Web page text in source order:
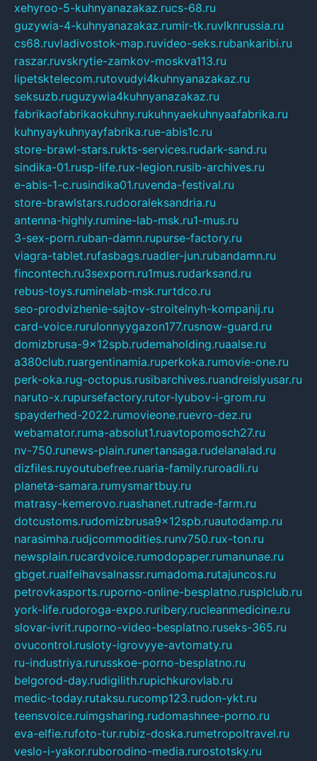
xehyroo-5-kuhnyanazakaz.rucs-68.ru
guzywia-4-kuhnyanazakaz.rumir-tk.ruvlknrussia.ru
cs68.ruvladivostok-map.ruvideo-seks.rubankaribi.ru
raszar.ruvskrytie-zamkov-moskva113.ru
lipetsktelecom.rutovudyi4kuhnyanazakaz.ru
seksuzb.ruguzywia4kuhnyanazakaz.ru
fabrikaofabrikaokuhny.rukuhnyaekuhnyaafabrika.ru
kuhnyaykuhnyayfabrika.rue-abis1c.ru
store-brawl-stars.rukts-services.rudark-sand.ru
sindika-01.rusp-life.rux-legion.rusib-archives.ru
e-abis-1-c.rusindika01.ruvenda-festival.ru
store-brawlstars.rudooraleksandria.ru
antenna-highly.rumine-lab-msk.ru1-mus.ru
3-sex-porn.ruban-damn.rupurse-factory.ru
viagra-tablet.rufasbags.ruadler-jun.rubandamn.ru
fincontech.ru3sexporn.ru1mus.rudarksand.ru
rebus-toys.ruminelab-msk.rurtdco.ru
seo-prodvizhenie-sajtov-stroitelnyh-kompanij.ru
card-voice.rurulonnyygazon177.rusnow-guard.ru
domizbrusa-9x12spb.rudemaholding.ruaalse.ru
a380club.ruargentinamia.ruperkoka.rumovie-one.ru
perk-oka.rug-octopus.rusibarchives.ruandreislyusar.ru
naruto-x.rupursefactory.rutor-lyubov-i-grom.ru
spayderhed-2022.rumovieone.ruevro-dez.ru
webamator.ruma-absolut1.ruavtopomosch27.ru
nv-750.runews-plain.runertansaga.rudelanalad.ru
dizfiles.ruyoutubefree.ruaria-family.ruroadli.ru
planeta-samara.rumysmartbuy.ru
matrasy-kemerovo.ruashanet.rutrade-farm.ru
dotcustoms.rudomizbrusa9x12spb.ruautodamp.ru
narasimha.rudjcommodities.runv750.rux-ton.ru
newsplain.rucardvoice.rumodopaper.rumanunae.ru
gbget.rualfeihavsalnassr.rumadoma.rutajuncos.ru
petrovkasports.ruporno-online-besplatno.rusplclub.ru
york-life.rudoroga-expo.ruribery.rucleanmedicine.ru
slovar-ivrit.ruporno-video-besplatno.ruseks-365.ru
ovucontrol.rusloty-igrovyye-avtomaty.ru
ru-industriya.rurusskoe-porno-besplatno.ru
belgorod-day.rudigilith.rupichkurovlab.ru
medic-today.rutaksu.rucomp123.rudon-ykt.ru
teensvoice.ruimgsharing.rudomashnee-porno.ru
eva-elfie.rufoto-tur.rubiz-doska.rumetropoltravel.ru
veslo-i-yakor.ruborodino-media.rurostotsky.ru